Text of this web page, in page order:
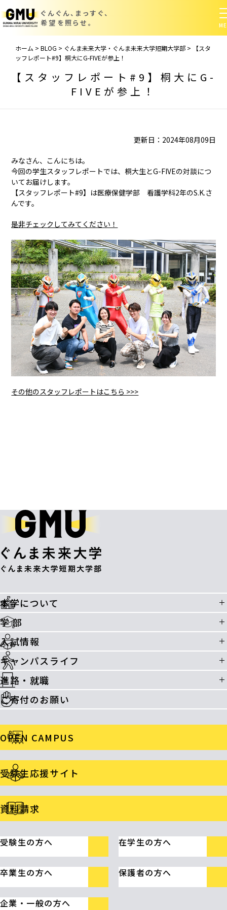
ぐんぐん、まっすぐ、
希望を照らせ。
ホーム > BLOG > ぐんま未来大学・ぐんま未来大学短期大学部 >
【スタ
ッフレポート#9】桐大にG-FIVEが参上！
【スタッフレポート#9】桐大にG-
FIVEが参上！
更新日：2024年08月09日
みなさん、こんにちは。
今回の学生スタッフレポートでは、桐大生とG-FIVEの対談につ
いてお届けします。
【スタッフレポート#9】は医療保健学部 看護学科2年のS.K.さ
んです。
是非チェックしてみてください！
その他のスタッフレポートはこちら >>>
本学について
学 部
入試情報
キャンパスライフ
進路・就職
ご寄付のお願い
OPEN CAMPUS
受験生応援サイト
資料請求
受験生の方へ 在学生の方へ
卒業生の方へ 保護者の方へ
企業・一般の方へ